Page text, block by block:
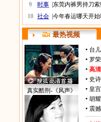
9 时事 东莞内裤男持刀索
10 社会 今年春运哪天开始
最热视频
真实酷刑-《风声》
台
罗
高
史
皇
胡
震